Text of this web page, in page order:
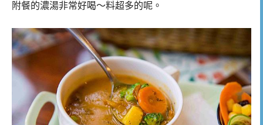
附餐的濃湯非常好喝～料超多的呢。